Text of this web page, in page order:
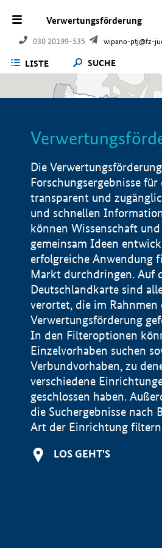
Verwertungsförderung
030 20199-535 wipano-ptj@fz-
LISTE SUCHE
Die
Forschungsergebnisse
transparent und
und schnellen
können Wissenschaft
gemeinsam Ideen
erfolgreiche Anwendung
Markt durchdringen. Auf
Deutschlandkarte sind
verortet, die im Rahnmen
Verwertungsförderung
In den Filteroptionen
Einzelvorhaben suchen
Verbundvorhaben, zu
verschiedene
geschlossen haben.
die Suchergebnisse nach
Art der Einrichtung
LOS GEHT'S